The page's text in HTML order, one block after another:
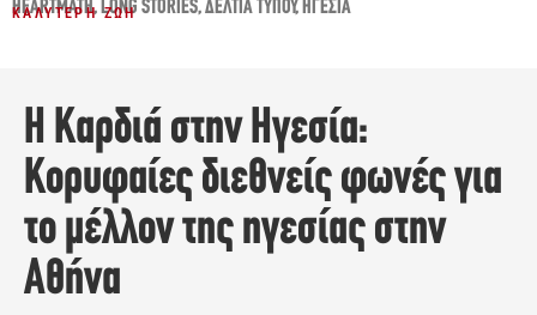
HEARTMATH,LONG STORIES,ΔΕΛΤΊΑ ΤΎΠΟΥ,ΗΓΕΣΊΑ
ΚΑΛΎΤΕΡΗ ΖΩΉ
Η Καρδιά στην Ηγεσία:
Κορυφαίες διεθνείς φωνές για
το μέλλον της ηγεσίας στην
Αθήνα